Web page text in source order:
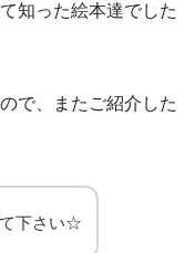
知った絵本達でした
で、またご紹介した
下さい☆